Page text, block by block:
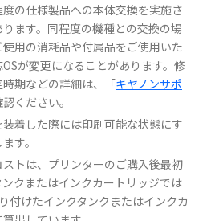
の仕様製品への本体交換を実施さ
ます。同程度の機種との交換の場
用の消耗品や付属品をご使用いた
が変更になることがあります。修
期などの詳細は、「キヤノンサポ
ください。
着した際には印刷可能な状態にす
す。
トは、プリンターのご購入後最初
クまたはインクカートリッジでは
付けたインクタンクまたはインクカ